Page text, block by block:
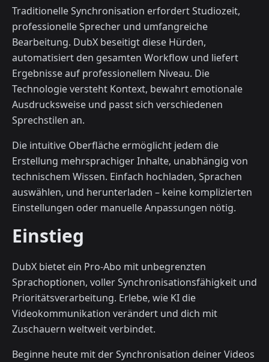
Traditionelle Synchronisation erfordert Studiozeit,
professionelle Sprecher und umfangreiche
Bearbeitung. DubX beseitigt diese Hürden,
automatisiert den gesamten Workflow und liefert
Ergebnisse auf professionellem Niveau. Die
Technologie versteht Kontext, bewahrt emotionale
Ausdrucksweise und passt sich verschiedenen
Sprechstilen an.
Die intuitive Oberfläche ermöglicht jedem die
Erstellung mehrsprachiger Inhalte, unabhängig von
technischem Wissen. Einfach hochladen, Sprachen
auswählen, und herunterladen – keine komplizierten
Einstellungen oder manuelle Anpassungen nötig.
Einstieg
DubX bietet ein Pro-Abo mit unbegrenzten
Sprachoptionen, voller Synchronisationsfähigkeit und
Prioritätsverarbeitung. Erlebe, wie KI die
Videokommunikation verändert und dich mit
Zuschauern weltweit verbindet.
Beginne heute mit der Synchronisation deiner Videos